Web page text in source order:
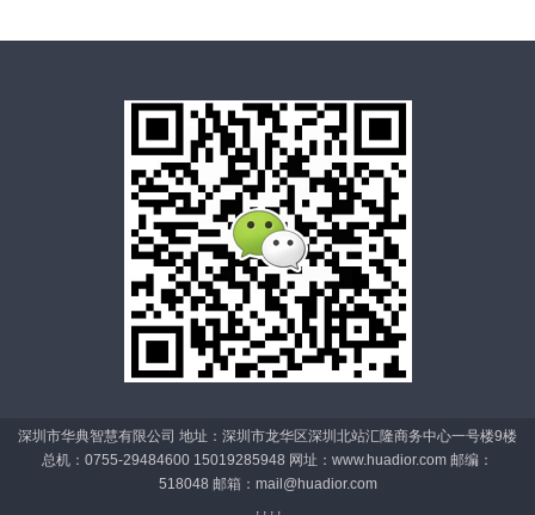
深圳市华典智慧有限公司 地址：深圳市龙华区深圳北站汇隆商务中心一号楼9楼
总机：0755-29484600 15019285948 网址：www.huadior.com 邮编：
518048 邮箱： mail@huadior.com